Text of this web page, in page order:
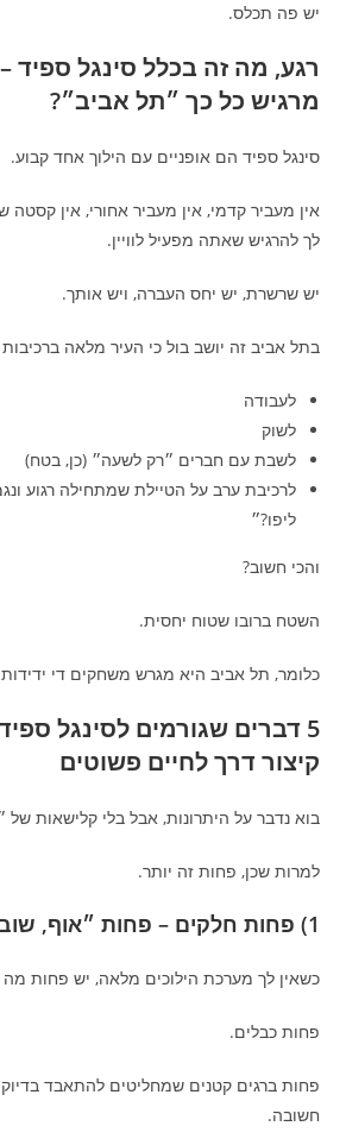
יש פה תכלס.
רגע, מה זה בכלל סינגל ספיד
מרגיש כל כך ״תל אביב״?
סינגל ספיד הם אופניים עם הילוך אחד קבוע.
לך להרגיש שאתה מפעיל לוויין.
יש שרשרת, יש יחס העברה, ויש אותך.
בתל אביב זה יושב בול כי העיר מלאה
לעבודה
לשוק
לשבת עם חברים ״רק לשעה״ (כן, בטח)
לרכיבת ערב על הטיילת שמתחילה רגוע
ליפו?״
והכי חשוב?
השטח ברובו שטוח יחסית.
כלומר, תל אביב היא מגרש משחקים די
5 דברים שגורמים לסינגל
קיצור דרך לחיים פשוטים
בוא נדבר על היתרונות, אבל בלי קלישאות של
למרות שכן, פחות זה יותר.
1) פחות חלקים – פחות ״אוף, שוב משהו מצפצף״
כשאין לך מערכת הילוכים מלאה, יש פחות מה
פחות כבלים.
פחות ברגים קטנים שמחליטים להתאבד
חשובה.